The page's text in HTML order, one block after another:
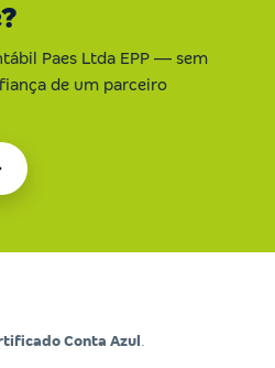
Paes Ltda EPP — sem
de um parceiro
Conta Azul